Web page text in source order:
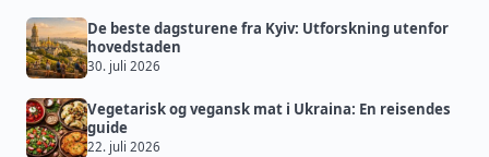
De beste dagsturene fra Kyiv: Utforskning utenfor
hovedstaden
30. juli 2026
Vegetarisk og vegansk mat i Ukraina: En reisendes
guide
22. juli 2026